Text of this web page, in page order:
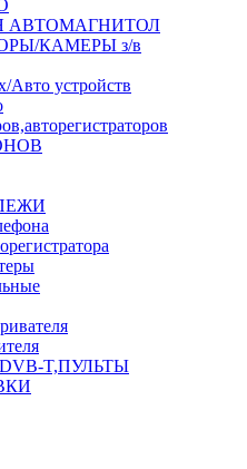
АВТОМАГНИТОЛ
КАМЕРЫ з/в
устройств
T,ПУЛЬТЫ